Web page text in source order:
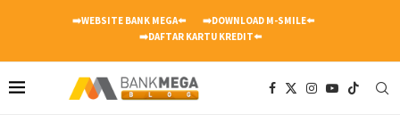
➡️WEBSITE BANK MEGA⬅️
➡️DOWNLOAD M-SMILE⬅️
➡️DAFTAR KARTU KREDIT⬅️